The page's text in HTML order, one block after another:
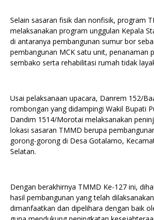
Selain sasaran fisik dan nonfisik, program
melaksanakan program unggulan Kepala
di antaranya pembangunan sumur bor
pembangunan MCK satu unit, penanaman
sembako serta rehabilitasi rumah tidak
Usai pelaksanaan upacara, Danrem 152/
rombongan yang didampingi Wakil Bupati
Dandim 1514/Morotai melaksanakan
lokasi sasaran TMMD berupa
gorong-gorong di Desa Gotalamo,
Selatan.
Dengan berakhirnya TMMD Ke-127 ini,
hasil pembangunan yang telah
dimanfaatkan dan dipelihara dengan baik